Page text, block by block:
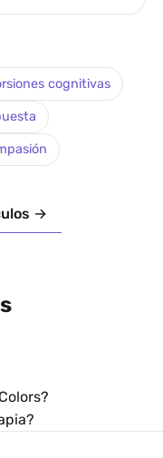
cognitivas
→